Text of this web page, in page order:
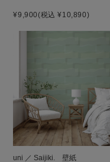
¥9,900(税込 ¥10,890)
uni ／ Saijiki. 壁紙